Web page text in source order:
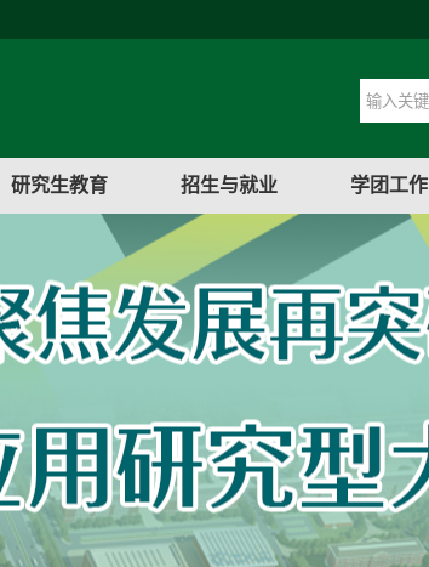
研究生教育 招生与就业 学团工作